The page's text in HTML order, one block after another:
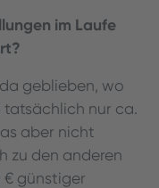
im Laufe
geblieben, wo
tatsächlich nur ca.
aber nicht
zu den anderen
€ günstiger